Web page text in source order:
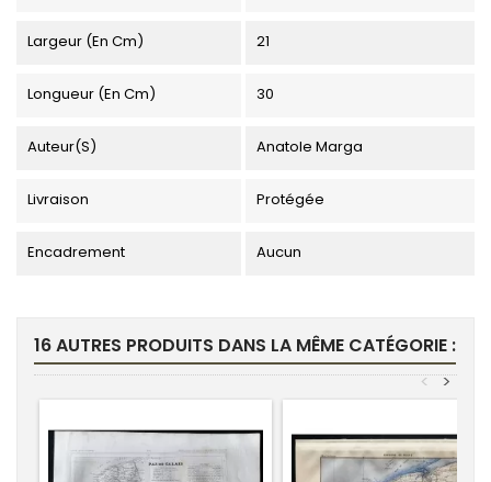
Largeur (en Cm) 21
Longueur (en Cm) 30
Auteur(s) Anatole Marga
Livraison Protégée
Encadrement Aucun
16 AUTRES PRODUITS DANS LA MÊME CATÉGORIE :
>
<